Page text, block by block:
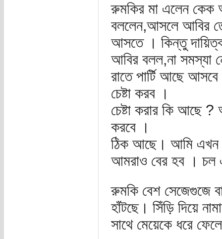
রুমকির মা এলেন কেক
বললেন,আসলে আবির
আসতে । কিন্তু
আবির বলল,না সমস্যা
রাতে পার্টি আছে
চেষ্টা করব ।
চেষ্টা করার কি আছে
করবে ।
ঠিক আছে। আমি এখন
আমরাও বের হব । চল
রুমকি বেশ সেজেগুজে
হাঁটছে। সিঁড়ি দিয়ে
সাথে মেয়েকে ধরে